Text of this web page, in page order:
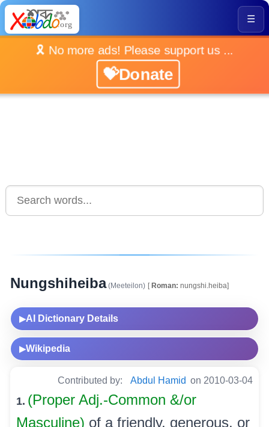
☰
🎗️ No more ads! Please support us ...
💝Donate
Nungshiheiba(Meeteilon) [Roman: nungshi.heiba]
▶AI Dictionary Details
▶Wikipedia
Contributed by: Abdul Hamid on 2010-03-04
1. (Proper Adj.-Common &/or
Masculine) of a friendly, generous, or